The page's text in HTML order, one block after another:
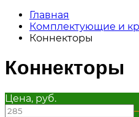
Главная
Комплектующие и
Коннекторы
Коннекторы
Цена, руб.